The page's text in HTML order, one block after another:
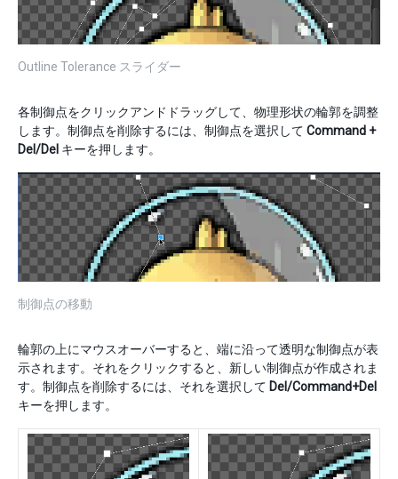
Outline Tolerance スライダー
各制御点をクリックアンドドラッグして、物理形状の輪郭を調整
します。制御点を削除するには、制御点を選択して Command +
Del/Del キーを押します。
制御点の移動
輪郭の上にマウスオーバーすると、端に沿って透明な制御点が表
示されます。それをクリックすると、新しい制御点が作成されま
す。制御点を削除するには、それを選択して Del/Command+Del
キーを押します。